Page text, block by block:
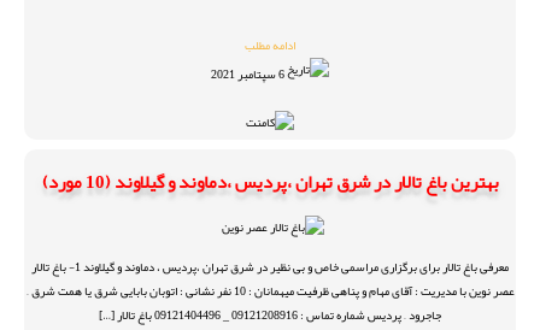
ادامه مطلب
6 سپتامبر 2021
بهترین باغ تالار در شرق تهران ،پردیس ،دماوند و گیلاوند (10 مورد)
معرفی باغ تالار برای برگزاری مراسمی خاص و بی نظیر در شرق تهران ،پردیس ، دماوند و گیلاوند 1- باغ تالار
عصر نوین با مدیریت : آقای مهام و پناهی ظرفیت میهمانان : 10 نفر نشانی : اتوبان بابایی شرق یا همت شرق –
جاجرود – پردیس شماره تماس : 09121208916 _ 09121404496 باغ تالار […]